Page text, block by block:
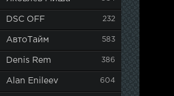
DSC OFF 232
АвтоТайм 583
Denis Rem 386
Alan Enileev 604